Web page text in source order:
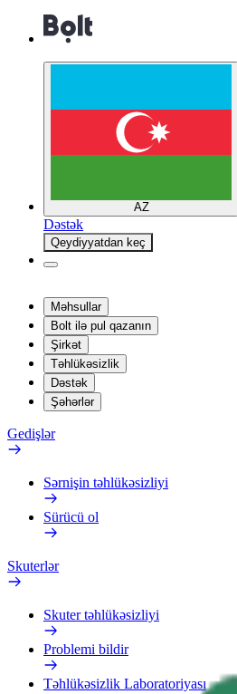
AZ
Dəstək
Qeydiyyatdan keç
Məhsullar
Bolt ilə pul qazanın
Şirkət
Təhlükəsizlik
Dəstək
Şəhərlər
Gedişlər
Sərnişin təhlükəsizliyi
Sürücü ol
Skuterlər
Skuter təhlükəsizliyi
Problemi bildir
Təhlükəsizlik Laboratoriyası